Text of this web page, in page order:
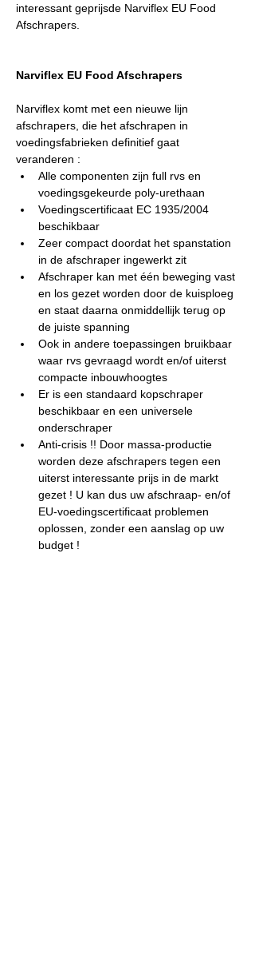
interessant geprijsde Narviflex EU Food
Afschrapers.
Narviflex EU Food Afschrapers
Narviflex komt met een nieuwe lijn
afschrapers, die het afschrapen in
voedingsfabrieken definitief gaat
veranderen :
Alle componenten zijn full rvs en
voedingsgekeurde poly-urethaan
Voedingscertificaat EC 1935/2004
beschikbaar
Zeer compact doordat het spanstation
in de afschraper ingewerkt zit
Afschraper kan met één beweging vast
en los gezet worden door de kuisploeg
en staat daarna onmiddellijk terug op
de juiste spanning
Ook in andere toepassingen bruikbaar
waar rvs gevraagd wordt en/of uiterst
compacte inbouwhoogtes
Er is een standaard kopschraper
beschikbaar en een universele
onderschraper
Anti-crisis !! Door massa-productie
worden deze afschrapers tegen een
uiterst interessante prijs in de markt
gezet ! U kan dus uw afschraap- en/of
EU-voedingscertificaat problemen
oplossen, zonder een aanslag op uw
budget !